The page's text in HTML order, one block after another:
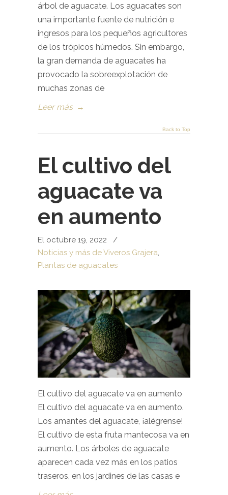
árbol de aguacate. Los aguacates son
una importante fuente de nutrición e
ingresos para los pequeños agricultores
de los trópicos húmedos. Sin embargo,
la gran demanda de aguacates ha
provocado la sobreexplotación de
muchas zonas de
Leer más →
Back to Top
El cultivo del
aguacate va
en aumento
El octubre 19, 2022
/
Noticias y más de Viveros Grajera,
Plantas de aguacates
El cultivo del aguacate va en aumento
El cultivo del aguacate va en aumento.
Los amantes del aguacate, ¡alégrense!
El cultivo de esta fruta mantecosa va en
aumento. Los árboles de aguacate
aparecen cada vez más en los patios
traseros, en los jardines de las casas e